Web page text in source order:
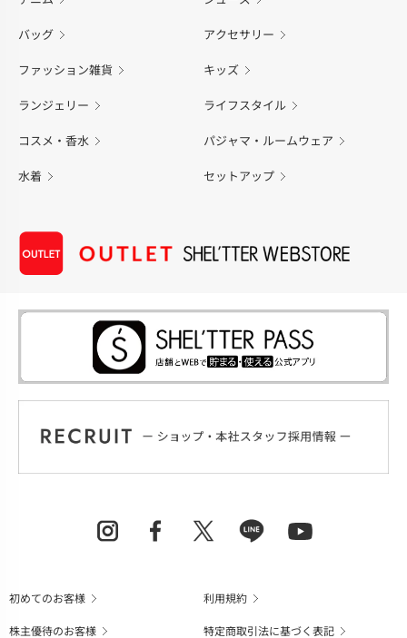
バッグ アクセサリー
ファッション雑貨 キッズ
ランジェリー ライフスタイル
コスメ・香水 パジャマ・ルームウェア
水着 セットアップ
初めてのお客様
利用規約
株主優待のお客様
特定商取引法に基づく表記